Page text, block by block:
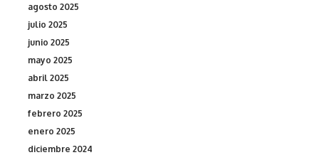
agosto 2025
julio 2025
junio 2025
mayo 2025
abril 2025
marzo 2025
febrero 2025
enero 2025
diciembre 2024